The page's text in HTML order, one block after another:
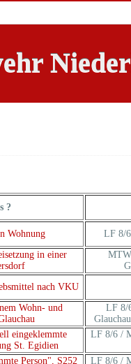
?
Wohnung LF 8/
in einer
nach VKU
Wohn- und
LF 8/
eingeklemmte
St. Egidien
LF 8/6 /
Person", S252
LF 8/6 /